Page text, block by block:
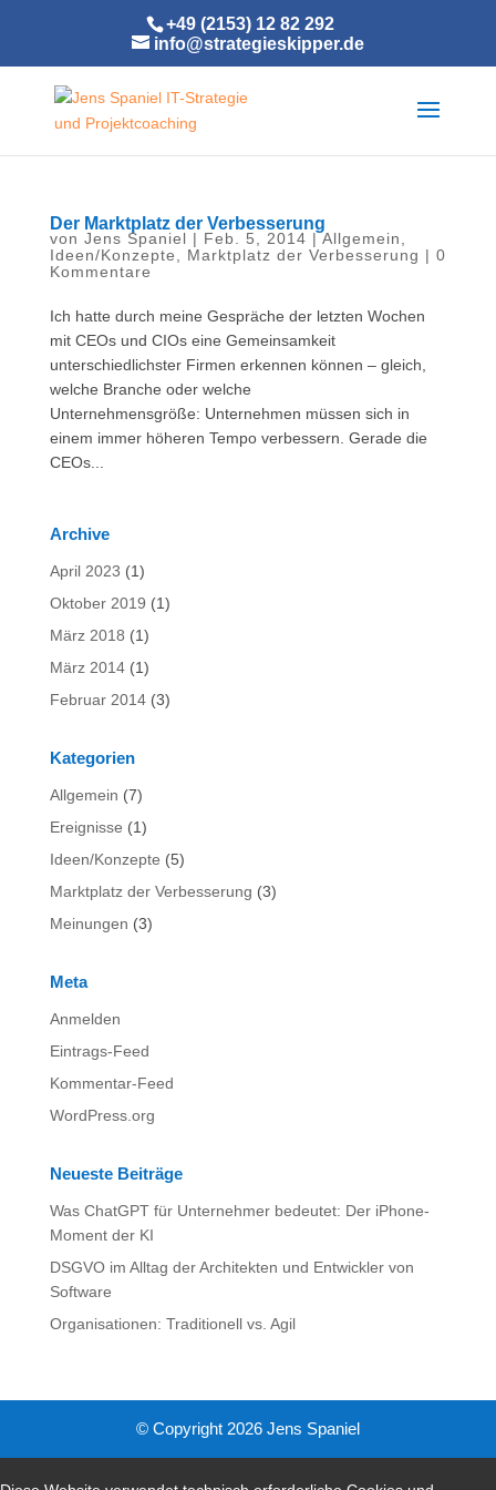
+49 (2153) 12 82 292
info@strategieskipper.de
Der Marktplatz der Verbesserung
von Jens Spaniel | Feb. 5, 2014 |Allgemein
Ideen/Konzepte
Marktplatz der Verbesserung | 0
Kommentare
Ich hatte durch meine Gespräche der letzten Wochen
mit CEOs und CIOs eine Gemeinsamkeit
unterschiedlichster Firmen erkennen können – gleich,
welche Branche oder welche
Unternehmensgröße: Unternehmen müssen sich in
einem immer höheren Tempo verbessern. Gerade die
CEOs...
Archive
April 2023 (1)
Oktober 2019 (1)
März 2018 (1)
März 2014(1)
Februar 2014(3)
Kategorien
Allgemein (7)
Ereignisse (1)
Ideen/Konzepte (5)
Marktplatz der Verbesserung (3)
Meinungen (3)
Meta
Anmelden
Eintrags-Feed
Kommentar-Feed
WordPress.org
Neueste Beiträge
Was ChatGPT für Unternehmer bedeutet: Der iPhone-
Moment der KI
DSGVO im Alltag der Architekten und Entwickler von
Software
Organisationen: Traditionell vs. Agil
© Copyright 2026 Jens Spaniel